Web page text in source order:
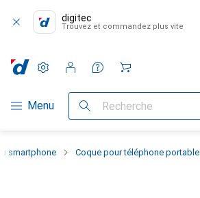
digitec
Trouvez et commandez plus vite
Navigation par catégorie
Menu Recherche
Paramètres
Compte client
Listes de comparaison
Listes d'envies
Panier
smartphone Coque pour téléphone portable